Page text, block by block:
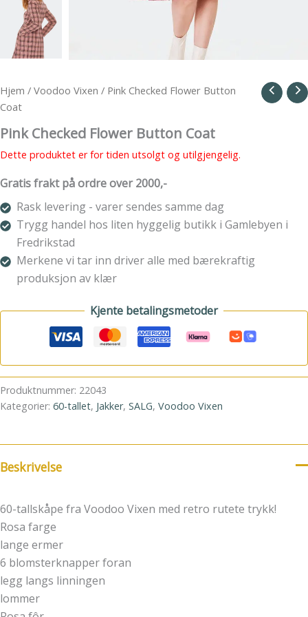
Hjem / Voodoo Vixen / Pink Checked Flower Button
Coat
Pink Checked Flower Button Coat
Dette produktet er for tiden utsolgt og utilgjengelig.
Gratis frakt på ordre over 2000,-
Rask levering - varer sendes samme dag
Trygg handel hos liten hyggelig butikk i Gamlebyen i
Fredrikstad
Merkene vi tar inn driver alle med bærekraftig
produksjon av klær
Kjente betalingsmetoder
Produktnummer: 22043
Kategorier: 60-tallet, Jakker, SALG, Voodoo Vixen
Beskrivelse
60-tallskåpe fra Voodoo Vixen med retro rutete trykk!
Rosa farge
lange ermer
6 blomsterknapper foran
legg langs linningen
lommer